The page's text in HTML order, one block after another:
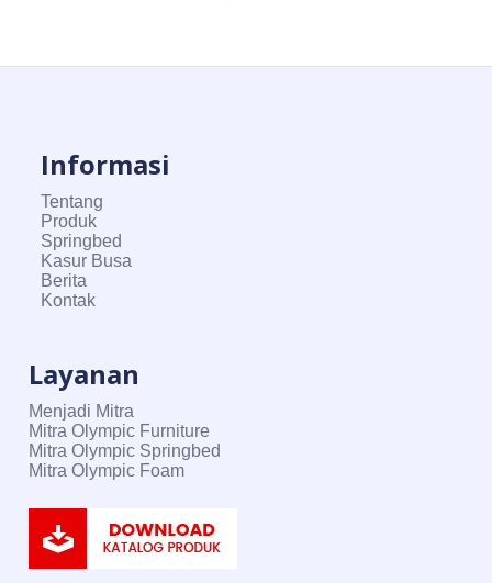
Informasi
Tentang
Produk
Springbed
Kasur Busa
Berita
Kontak
Layanan
Menjadi Mitra
Mitra Olympic Furniture
Mitra Olympic Springbed
Mitra Olympic Foam